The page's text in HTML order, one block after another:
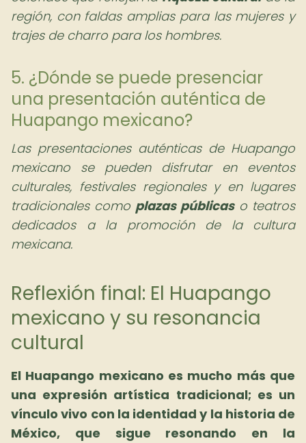
región, con faldas amplias para las mujeres y
trajes de charro para los hombres.
5. ¿Dónde se puede presenciar
una presentación auténtica de
Huapango mexicano?
Las presentaciones auténticas de Huapango
mexicano se pueden disfrutar en eventos
culturales, festivales regionales y en lugares
tradicionales como plazas públicaso teatros
dedicados a la promoción de la cultura
mexicana.
Reflexión final: El Huapango
mexicano y su resonancia
cultural
El Huapango mexicano es mucho más que
una expresión artística tradicional; es un
vínculo vivo con la identidad y la historia de
México, que sigue resonando en la